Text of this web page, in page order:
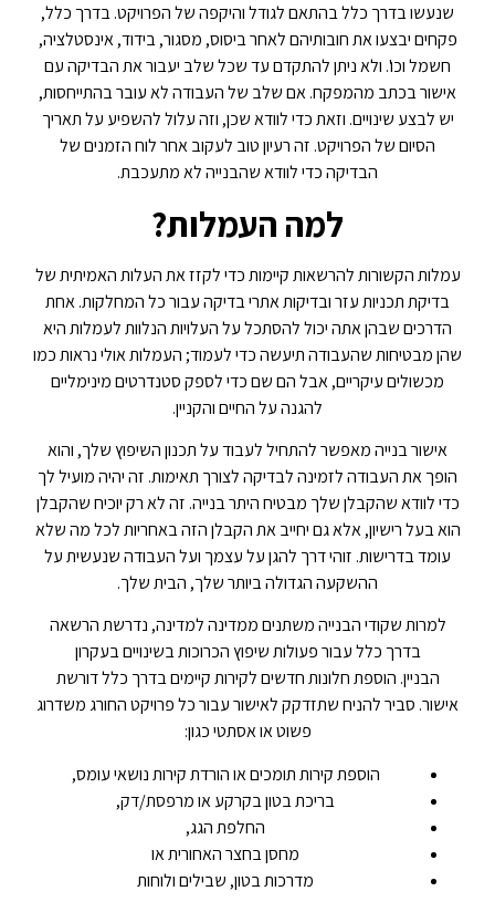
שנעשו בדרך כלל בהתאם לגודל והיקפה של הפרויקט. בדרך כלל,
פקחים יבצעו את חובותיהם לאחר ביסוס, מסגור, בידוד, אינסטלציה,
חשמל וכו'. ולא ניתן להתקדם עד שכל שלב יעבור את הבדיקה עם
אישור בכתב מהמפקח. אם שלב של העבודה לא עובר בהתייחסות,
יש לבצע שינויים. וזאת כדי לוודא שכן, וזה עלול להשפיע על תאריך
הסיום של הפרויקט. זה רעיון טוב לעקוב אחר לוח הזמנים של
הבדיקה כדי לוודא שהבנייה לא מתעכבת.
למה העמלות?
עמלות הקשורות להרשאות קיימות כדי לקזז את העלות האמיתית של
בדיקת תכניות עזר ובדיקות אתרי בדיקה עבור כל המחלקות. אחת
הדרכים שבהן אתה יכול להסתכל על העלויות הנלוות לעמלות היא
שהן מבטיחות שהעבודה תיעשה כדי לעמוד; העמלות אולי נראות כמו
מכשולים עיקריים, אבל הם שם כדי לספק סטנדרטים מינימליים
להגנה על החיים והקניין.
אישור בנייה מאפשר להתחיל לעבוד על תכנון השיפוץ שלך, והוא
הופך את העבודה לזמינה לבדיקה לצורך תאימות. זה יהיה מועיל לך
כדי לוודא שהקבלן שלך מבטיח היתר בנייה. זה לא רק יוכיח שהקבלן
הוא בעל רישיון, אלא גם יחייב את הקבלן הזה באחריות לכל מה שלא
עומד בדרישות. זוהי דרך להגן על עצמך ועל העבודה שנעשית על
ההשקעה הגדולה ביותר שלך, הבית שלך.
למרות שקודי הבנייה משתנים ממדינה למדינה, נדרשת הרשאה
בדרך כלל עבור פעולות שיפוץ הכרוכות בשינויים בעקרון
הבניין. הוספת חלונות חדשים לקירות קיימים בדרך כלל דורשת
אישור. סביר להניח שתזדקק לאישור עבור כל פרויקט החורג משדרוג
פשוט או אסתטי כגון:
הוספת קירות תומכים או הורדת קירות נושאי עומס,
בריכת בטון בקרקע או מרפסת/דק,
החלפת הגג,
מחסן בחצר האחורית או
מדרכות בטון, שבילים ולוחות